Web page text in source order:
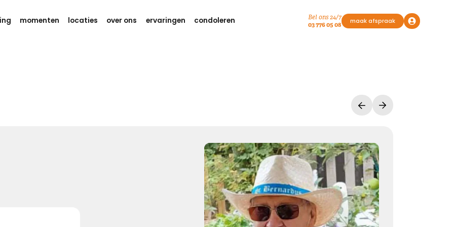
momenten locaties over ons ervaringen condoleren
Bel ons 24/7
03 776 05 08
maak afspraak
Liefde geeft troost
Waar rouw is, is liefde. Waar liefde is, geven